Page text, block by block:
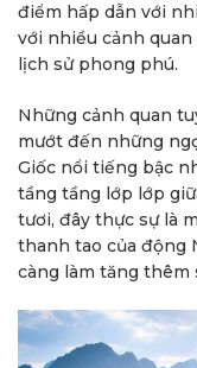
điểm hấp dẫn với
với nhiều cảnh
lịch sử phong phú.
Những cảnh quan
mướt đến những
Giốc nổi tiếng bậc
tầng tầng lớp lớp
tươi, đây thực sự là
thanh tao của động
càng làm tăng thêm